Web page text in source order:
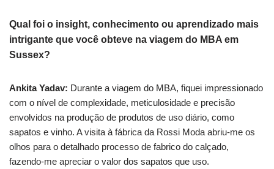
Qual foi o insight, conhecimento ou aprendizado mais
intrigante que você obteve na viagem do MBA em
Sussex?
Ankita Yadav: Durante a viagem do MBA, fiquei impressionado
com o nível de complexidade, meticulosidade e precisão
envolvidos na produção de produtos de uso diário, como
sapatos e vinho. A visita à fábrica da Rossi Moda abriu-me os
olhos para o detalhado processo de fabrico do calçado,
fazendo-me apreciar o valor dos sapatos que uso.